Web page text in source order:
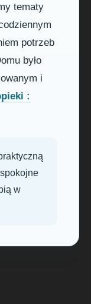
tematy
potrzeb
było
i
:
w